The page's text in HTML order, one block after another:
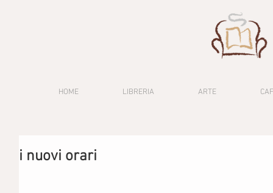
HOME LIBRERIA ARTE
i nuovi orari